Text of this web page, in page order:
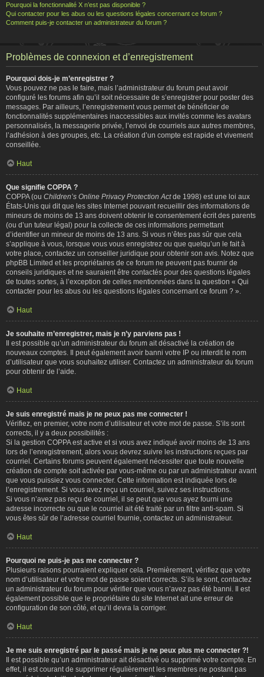
Pourquoi la fonctionnalité X n’est pas disponible ?
Qui contacter pour les abus ou les questions légales concernant ce forum ?
Comment puis-je contacter un administrateur du forum ?
Problèmes de connexion et d’enregistrement
Pourquoi dois-je m’enregistrer ?
Vous pouvez ne pas le faire, mais l’administrateur du forum peut avoir
configuré les forums afin qu’il soit nécessaire de s’enregistrer pour poster des
messages. Par ailleurs, l’enregistrement vous permet de bénéficier de
fonctionnalités supplémentaires inaccessibles aux invités comme les avatars
personnalisés, la messagerie privée, l’envoi de courriels aux autres membres,
l’adhésion à des groupes, etc. La création d’un compte est rapide et vivement
conseillée.
Haut
Que signifie COPPA ?
COPPA (ou Children’s Online Privacy Protection Actde 1998) est une loi aux
États-Unis qui dit que les sites Internet pouvant recueillir des informations de
mineurs de moins de 13 ans doivent obtenir le consentement écrit des parents
(ou d’un tuteur légal) pour la collecte de ces informations permettant
d’identifier un mineur de moins de 13 ans. Si vous n’êtes pas sûr que cela
s’applique à vous, lorsque vous vous enregistrez ou que quelqu’un le fait à
votre place, contactez un conseiller juridique pour obtenir son avis. Notez que
phpBB Limited et les propriétaires de ce forum ne peuvent pas fournir de
conseils juridiques et ne sauraient être contactés pour des questions légales
de toutes sortes, à l’exception de celles mentionnées dans la question « Qui
contacter pour les abus ou les questions légales concernant ce forum ? ».
Haut
Je souhaite m’enregistrer, mais je n’y parviens pas !
Il est possible qu’un administrateur du forum ait désactivé la création de
nouveaux comptes. Il peut également avoir banni votre IP ou interdit le nom
d’utilisateur que vous souhaitez utiliser. Contactez un administrateur du forum
pour obtenir de l’aide.
Haut
Je suis enregistré mais je ne peux pas me connecter !
Vérifiez, en premier, votre nom d’utilisateur et votre mot de passe. S’ils sont
corrects, il y a deux possibilités :
Si la gestion COPPA est active et si vous avez indiqué avoir moins de 13 ans
lors de l’enregistrement, alors vous devrez suivre les instructions reçues par
courriel. Certains forums peuvent également nécessiter que toute nouvelle
création de compte soit activée par vous-même ou par un administrateur avant
que vous puissiez vous connecter. Cette information est indiquée lors de
l’enregistrement. Si vous avez reçu un courriel, suivez ses instructions.
Si vous n’avez pas reçu de courriel, il se peut que vous ayez fourni une
adresse incorrecte ou que le courriel ait été traité par un filtre anti-spam. Si
vous êtes sûr de l’adresse courriel fournie, contactez un administrateur.
Haut
Pourquoi ne puis-je pas me connecter ?
Plusieurs raisons pourraient expliquer cela. Premièrement, vérifiez que votre
nom d’utilisateur et votre mot de passe soient corrects. S’ils le sont, contactez
un administrateur du forum pour vérifier que vous n’avez pas été banni. Il est
également possible que le propriétaire du site Internet ait une erreur de
configuration de son côté, et qu’il devra la corriger.
Haut
Je me suis enregistré par le passé mais je ne peux plus me connecter ?!
Il est possible qu’un administrateur ait désactivé ou supprimé votre compte. En
effet, il est courant de supprimer régulièrement les membres ne postant pas